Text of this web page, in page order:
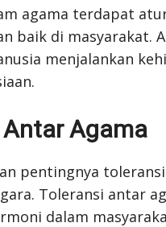
agama terdapat
baik di masyarakat.
menjalankan
Agama
pentingnya
Toleransi antar
dalam